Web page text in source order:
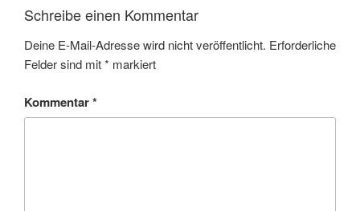
Schreibe einen Kommentar
Deine E-Mail-Adresse wird nicht veröffentlicht. Erforderliche
Felder sind mit* markiert
Kommentar*